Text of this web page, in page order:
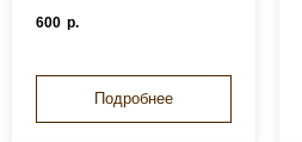
600 р.
Подробнее